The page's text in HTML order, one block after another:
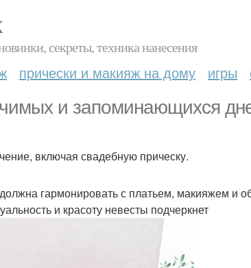
секреты, техника нанесения
прически и макияж на дому игры
и запоминающихся
включая свадебную прическу.
гармонировать с платьем, макияжем и
и красоту невесты подчеркнет